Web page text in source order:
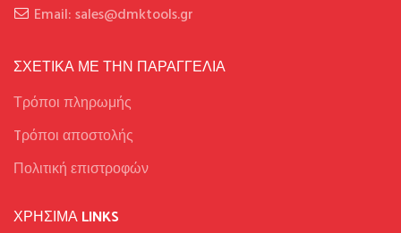
Email: sales@dmktools.gr
ΣΧΕΤΙΚΑ ΜΕ ΤΗΝ ΠΑΡΑΓΓΕΛΙΑ
Τρόποι πληρωμής
Tρόποι αποστολής
Πολιτική επιστροφών
ΧΡΉΣΙΜΑ LINKS